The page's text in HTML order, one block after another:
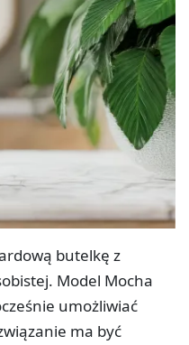
butelkę z
Model Mocha
umożliwiać
ma być